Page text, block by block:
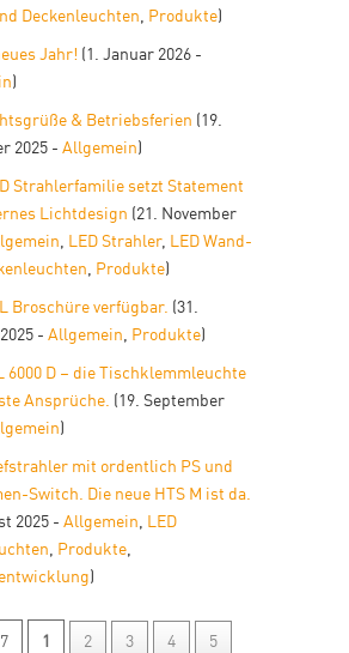
Deckenleuchten, Produkte)
Jahr! (1. Januar 2026 -
)
& Betriebsferien (19.
2025 - Allgemein)
Strahlerfamilie setzt Statement
Lichtdesign (21. November
, LED Strahler, LED Wand-
, Produkte)
Broschüre verfügbar. (31.
- Allgemein, Produkte)
6000 D – die Tischklemmleuchte
Ansprüche. (19. September
)
mit ordentlich PS und
Switch. Die neue HTS M ist da.
2025 -Allgemein, LED
, Produkte,
)
1 2 3 4 5